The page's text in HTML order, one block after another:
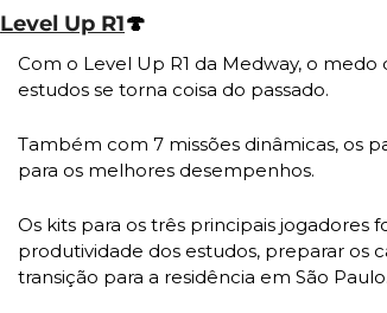
Level Up R1🍄
Com o Level Up R1 da Medway, o
estudos se torna coisa do passado.
Também com 7 missões dinâmicas, os
para os melhores desempenhos.
Os kits para os três principais
produtividade dos estudos, preparar os
transição para a residência em São Paulo.